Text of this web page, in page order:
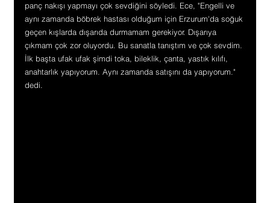
panç nakışı yapmayı çok sevdiğini söyledi. Ece, "Engelli ve
aynı zamanda böbrek hastası olduğum için Erzurum'da soğuk
geçen kışlarda dışarıda durmamam gerekiyor. Dışarıya
çıkmam çok zor oluyordu. Bu sanatla tanıştım ve çok sevdim.
İlk başta ufak ufak şimdi toka, bileklik, çanta, yastık kılıfı,
anahtarlık yapıyorum. Aynı zamanda satışını da yapıyorum."
dedi.